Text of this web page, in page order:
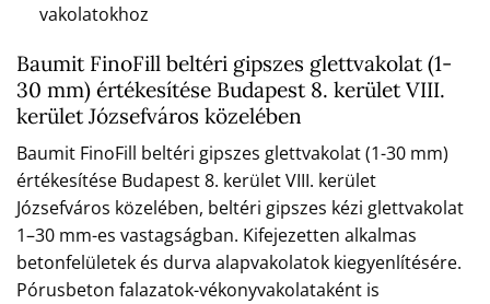
vakolatokhoz
Baumit FinoFill beltéri gipszes glettvakolat (1-
30 mm) értékesítése Budapest 8. kerület VIII.
kerület Józsefváros közelében
Baumit FinoFill beltéri gipszes glettvakolat (1-30 mm)
értékesítése Budapest 8. kerület VIII. kerület
Józsefváros közelében, beltéri gipszes kézi glettvakolat
1–30 mm-es vastagságban. Kifejezetten alkalmas
betonfelületek és durva alapvakolatok kiegyenlítésére.
Pórusbeton falazatok-vékonyvakolataként is